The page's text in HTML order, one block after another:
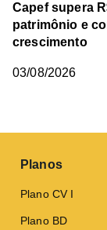
Capef supera
patrimônio e
crescimento
03/08/2026
Planos
Plano CV I
Plano BD